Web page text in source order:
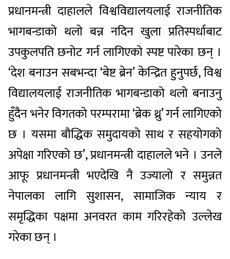
प्रधानमन्त्री दाहालले विश्वविद्यालयलाई राजनीतिक
भागबन्डाको थलो बन्न नदिन खुला प्रतिस्पर्धाबाट
उपकुलपति छनोट गर्न लागिएको स्पष्ट पारेका छन् ।
‘देश बनाउन सबभन्दा ‘बेष्ट ब्रेन’ केन्द्रित हुनुपर्छ, विश्व
विद्यालयलाई राजनीतिक भागबन्डाको थलो बनाउनु
हुँदैन भनेर विगतको परम्परामा ‘ब्रेक थ्रु’ गर्न लागिएको
छ । यसमा बौद्धिक समुदायको साथ र सहयोगको
अपेक्षा गरिएको छ’, प्रधानमन्त्री दाहालले भने । उनले
आफू प्रधानमन्त्री भएदेखि नै उज्यालो र समुन्नत
नेपालका लागि सुशासन, सामाजिक न्याय र
समृद्धिका पक्षमा अनवरत काम गरिरहेको उल्लेख
गरेका छन् ।